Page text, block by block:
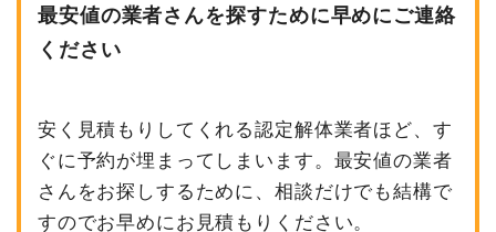
最安値の業者さんを探すために早めにご連絡
ください
安く見積もりしてくれる認定解体業者ほど、す
ぐに予約が埋まってしまいます。最安値の業者
さんをお探しするために、相談だけでも結構で
すのでお早めにお見積もりください。